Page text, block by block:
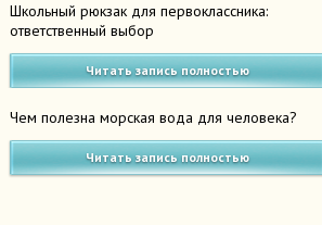
Школьный рюкзак для первоклассника:
ответственный выбор
Читать запись полностью
Чем полезна морская вода для человека?
Читать запись полностью